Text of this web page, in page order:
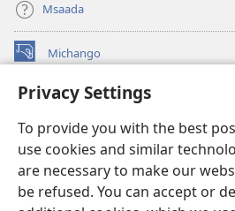
Privacy Settings
To provide you with the best
use cookies and similar
are necessary to make our
be refused. You can accept or
Msaada
Michango
(opens
window)Watchtower MAKTABA KWENYE
new
window)JW Hub ®
(opens
new
window)
®